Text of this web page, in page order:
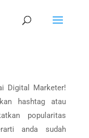
Digital Marketer!
hashtag atau
popularitas
anda sudah